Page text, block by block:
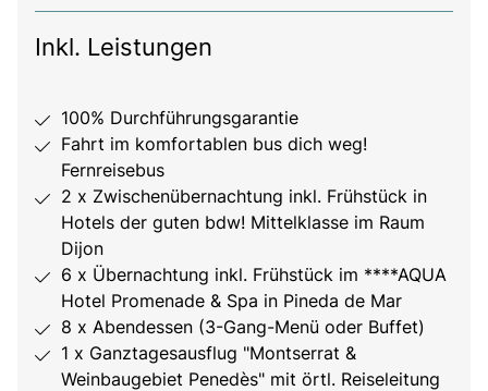
Inkl. Leistungen
100% Durchführungsgarantie
Fahrt im komfortablen bus dich weg!
Fernreisebus
2 x Zwischenübernachtung inkl. Frühstück in
Hotels der guten bdw! Mittelklasse im Raum
Dijon
6 x Übernachtung inkl. Frühstück im ****AQUA
Hotel Promenade & Spa in Pineda de Mar
8 x Abendessen (3-Gang-Menü oder Buffet)
1 x Ganztagesausflug "Montserrat &
Weinbaugebiet Penedès" mit örtl. Reiseleitung